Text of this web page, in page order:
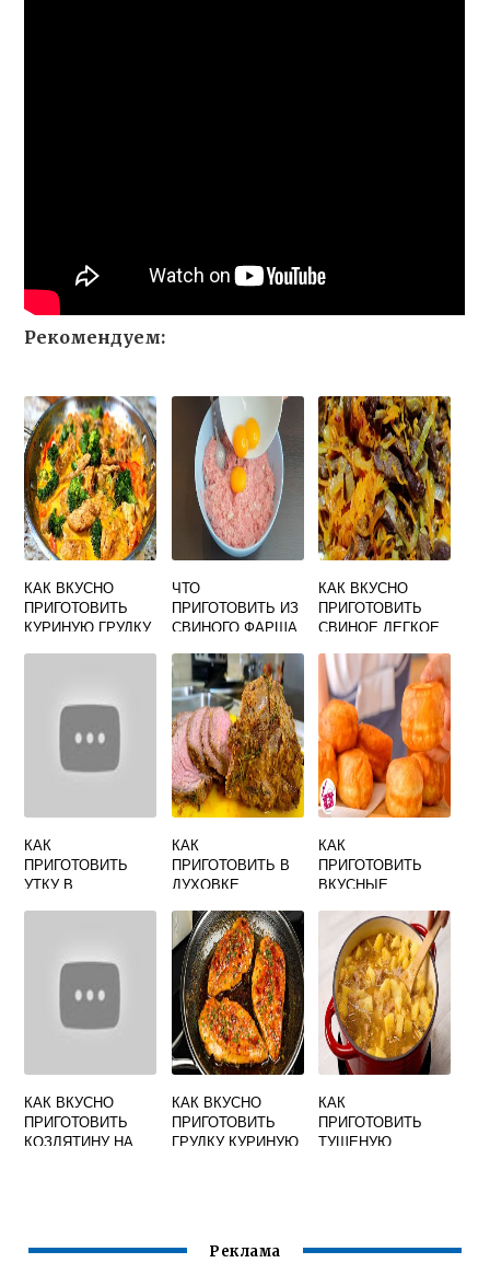
Рекомендуем:
КАК ВКУСНО
ПРИГОТОВИТЬ
КУРИНУЮ ГРУДКУ
ЧТО
ПРИГОТОВИТЬ ИЗ
СВИНОГО ФАРША
ВКУСНО
КАК ВКУСНО
ПРИГОТОВИТЬ
СВИНОЕ ЛЕГКОЕ
УСЛОВИЯХ
КАК
ПРИГОТОВИТЬ
УТКУ В
КАК
ПРИГОТОВИТЬ В
ДУХОВКЕ
ВКУСНО
КАК
ПРИГОТОВИТЬ
ВКУСНЫЕ
ПЫШНЫЕ
КАК ВКУСНО
ПРИГОТОВИТЬ
КОЗЛЯТИНУ НА
КАК ВКУСНО
ПРИГОТОВИТЬ
ГРУДКУ КУРИНУЮ
КАК
ПРИГОТОВИТЬ
ТУШЕНУЮ
Реклама